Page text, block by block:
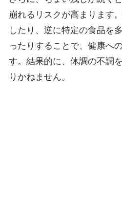
崩れるリスクが高まります
したり、逆に特定の食品を
ったりすることで、健康へ
す。結果的に、体調の不調
りかねません。